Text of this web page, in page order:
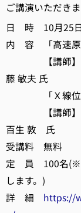
ご講演いただきま
日 時 10月25
内 容 「高速原
【講師】金沢
藤 敏夫 氏
「Ｘ線位相
【講師】東
百生 敦 氏
受講料 無料
定 員 100名(※
します。)
詳 細 https://